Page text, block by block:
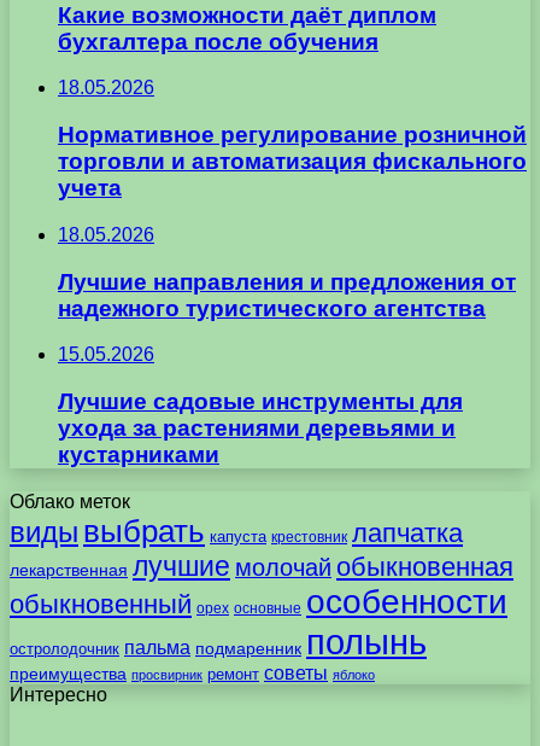
Какие возможности даёт диплом
бухгалтера после обучения
18.05.2026
Нормативное регулирование розничной
торговли и автоматизация фискального
учета
18.05.2026
Лучшие направления и предложения от
надежного туристического агентства
15.05.2026
Лучшие садовые инструменты для
ухода за растениями деревьями и
кустарниками
Облако меток
виды выбрать капуста крестовник лапчатка
лекарственная лучшие молочай обыкновенная
обыкновенный орех основные особенности
остролодочник пальма подмаренник полынь
преимущества просвирник ремонт советы яблоко
Интересно